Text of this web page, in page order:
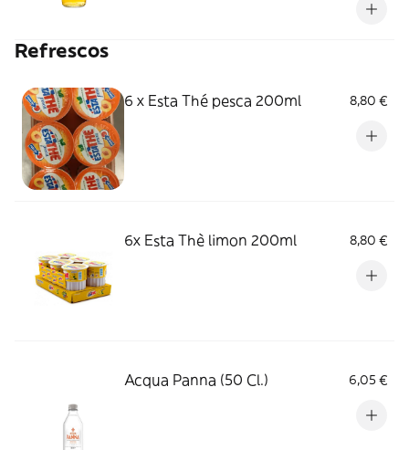
Refrescos
6 x Esta Thé pesca 200ml 8,80 €
6x Esta Thè limon 200ml 8,80 €
Acqua Panna (50 Cl.) 6,05 €